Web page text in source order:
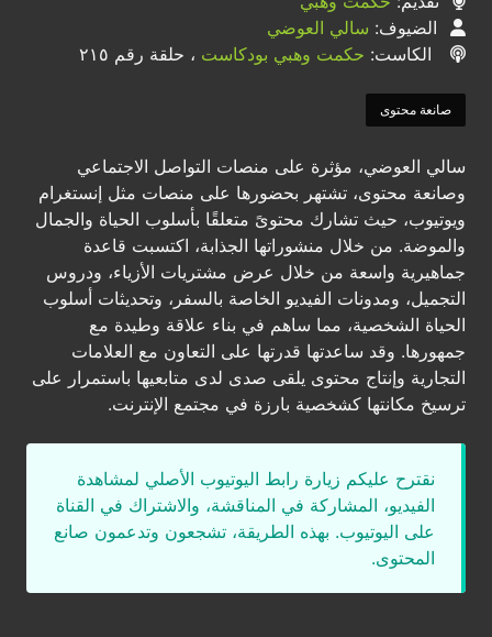
الضيوف: سالي العوضي
الكاست: حكمت وهبي بودكاست ، حلقة رقم ٢١٥
صانعة محتوى
سالي العوضي، مؤثرة على منصات التواصل الاجتماعي
وصانعة محتوى، تشتهر بحضورها على منصات مثل إنستغرام
ويوتيوب، حيث تشارك محتوىً متعلقًا بأسلوب الحياة والجمال
والموضة. من خلال منشوراتها الجذابة، اكتسبت قاعدة
جماهيرية واسعة من خلال عرض مشتريات الأزياء، ودروس
التجميل، ومدونات الفيديو الخاصة بالسفر، وتحديثات أسلوب
الحياة الشخصية، مما ساهم في بناء علاقة وطيدة مع
جمهورها. وقد ساعدتها قدرتها على التعاون مع العلامات
التجارية وإنتاج محتوى يلقى صدى لدى متابعيها باستمرار على
ترسيخ مكانتها كشخصية بارزة في مجتمع الإنترنت.
نقترح عليكم زيارة رابط اليوتيوب الأصلي لمشاهدة
الفيديو، المشاركة في المناقشة، والاشتراك في القناة
على اليوتيوب. بهذه الطريقة، تشجعون وتدعمون صانع
المحتوى.